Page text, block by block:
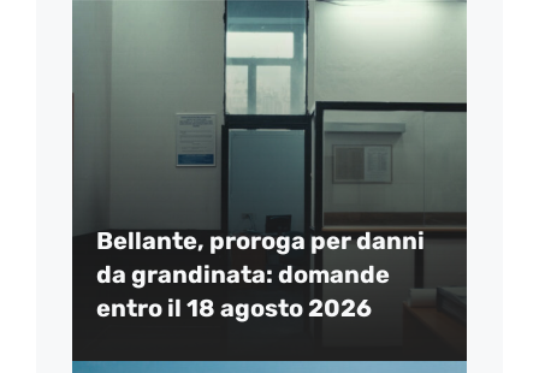
Bellante, proroga per danni
da grandinata: domande
entro il 18 agosto 2026